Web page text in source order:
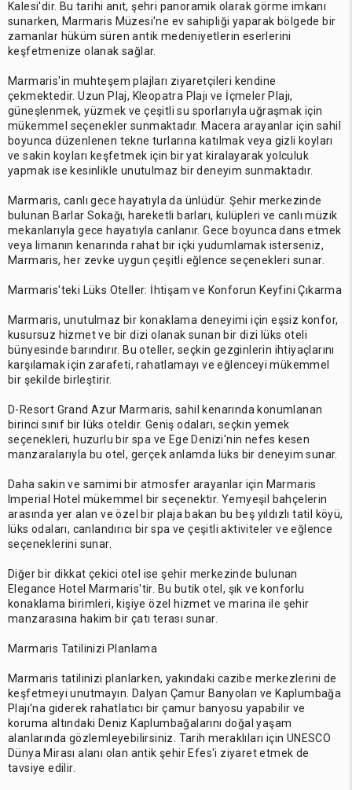
Kalesi'dir. Bu tarihi anıt, şehri panoramik olarak görme imkanı
sunarken, Marmaris Müzesi'ne ev sahipliği yaparak bölgede bir
zamanlar hüküm süren antik medeniyetlerin eserlerini
keşfetmenize olanak sağlar.
Marmaris'in muhteşem plajları ziyaretçileri kendine
çekmektedir. Uzun Plaj, Kleopatra Plajı ve İçmeler Plajı,
güneşlenmek, yüzmek ve çeşitli su sporlarıyla uğraşmak için
mükemmel seçenekler sunmaktadır. Macera arayanlar için sahil
boyunca düzenlenen tekne turlarına katılmak veya gizli koyları
ve sakin koyları keşfetmek için bir yat kiralayarak yolculuk
yapmak ise kesinlikle unutulmaz bir deneyim sunmaktadır.
Marmaris, canlı gece hayatıyla da ünlüdür. Şehir merkezinde
bulunan Barlar Sokağı, hareketli barları, kulüpleri ve canlı müzik
mekanlarıyla gece hayatıyla canlanır. Gece boyunca dans etmek
veya limanın kenarında rahat bir içki yudumlamak isterseniz,
Marmaris, her zevke uygun çeşitli eğlence seçenekleri sunar.
Marmaris'teki Lüks Oteller: İhtişam ve Konforun Keyfini Çıkarma
Marmaris, unutulmaz bir konaklama deneyimi için eşsiz konfor,
kusursuz hizmet ve bir dizi olanak sunan bir dizi lüks oteli
bünyesinde barındırır. Bu oteller, seçkin gezginlerin ihtiyaçlarını
karşılamak için zarafeti, rahatlamayı ve eğlenceyi mükemmel
bir şekilde birleştirir.
D-Resort Grand Azur Marmaris, sahil kenarında konumlanan
birinci sınıf bir lüks oteldir. Geniş odaları, seçkin yemek
seçenekleri, huzurlu bir spa ve Ege Denizi'nin nefes kesen
manzaralarıyla bu otel, gerçek anlamda lüks bir deneyim sunar.
Daha sakin ve samimi bir atmosfer arayanlar için Marmaris
Imperial Hotel mükemmel bir seçenektir. Yemyeşil bahçelerin
arasında yer alan ve özel bir plaja bakan bu beş yıldızlı tatil köyü,
lüks odaları, canlandırıcı bir spa ve çeşitli aktiviteler ve eğlence
seçeneklerini sunar.
Diğer bir dikkat çekici otel ise şehir merkezinde bulunan
Elegance Hotel Marmaris'tir. Bu butik otel, şık ve konforlu
konaklama birimleri, kişiye özel hizmet ve marina ile şehir
manzarasına hakim bir çatı terası sunar.
Marmaris Tatilinizi Planlama
Marmaris tatilinizi planlarken, yakındaki cazibe merkezlerini de
keşfetmeyi unutmayın. Dalyan Çamur Banyoları ve Kaplumbağa
Plajı'na giderek rahatlatıcı bir çamur banyosu yapabilir ve
koruma altındaki Deniz Kaplumbağalarını doğal yaşam
alanlarında gözlemleyebilirsiniz. Tarih meraklıları için UNESCO
Dünya Mirası alanı olan antik şehir Efes'i ziyaret etmek de
tavsiye edilir.